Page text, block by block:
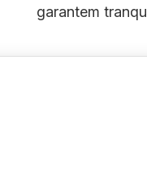
garantem